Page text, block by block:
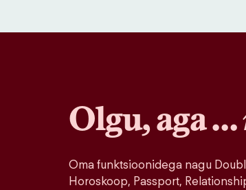
Olgu, aga …
Oma funktsioonidega nagu
Horoskoop, Passport,